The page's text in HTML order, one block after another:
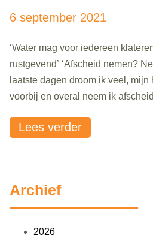
6 september 2021
‘Water mag voor iedereen
rustgevend’ ‘Afscheid nemen?
laatste dagen droom ik veel,
voorbij en overal neem ik
away”, staat er. Je stijgt op..
Lees verder
Archief
2026